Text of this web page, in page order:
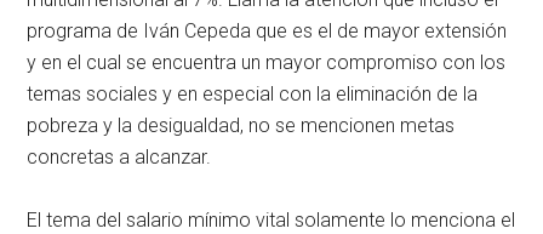
programa de Iván Cepeda que es el de mayor extensión
y en el cual se encuentra un mayor compromiso con los
temas sociales y en especial con la eliminación de la
pobreza y la desigualdad, no se mencionen metas
concretas a alcanzar.
El tema del salario mínimo vital solamente lo menciona el